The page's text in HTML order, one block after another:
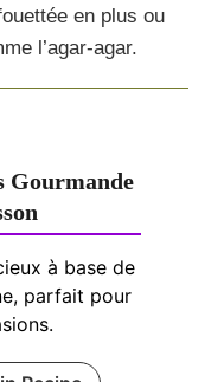
en plus ou
l’agar-agar.
Gourmande
à base de
parfait pour